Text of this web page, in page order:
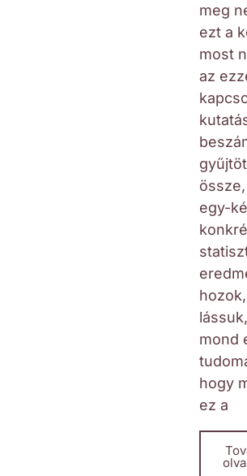
meg
ezt a
most
az
egy-
mond
hogy
ez a